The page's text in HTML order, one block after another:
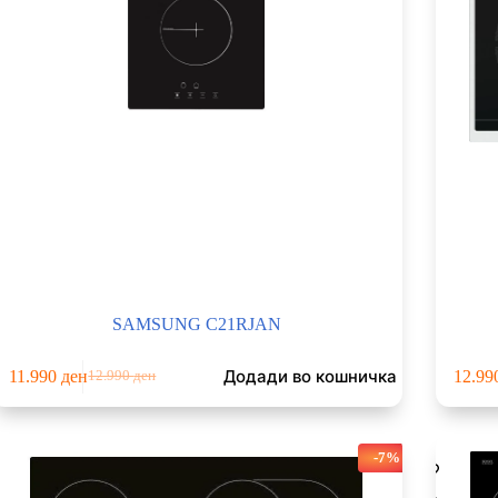
SAMSUNG C21RJAN
12.990ден
Original
price
11.990 денCurrent
price
Додади во кошничка
-7%